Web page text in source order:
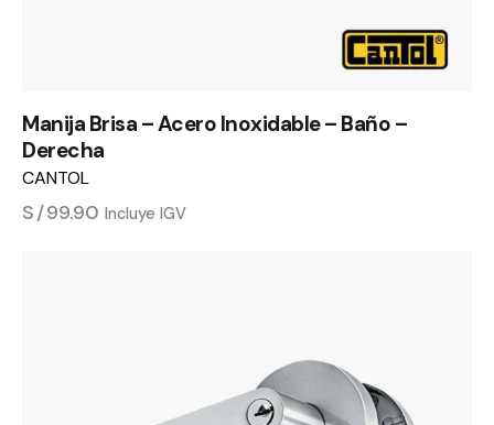
Manija Brisa – Acero Inoxidable – Baño –
Derecha
CANTOL
S/99.90 Incluye IGV